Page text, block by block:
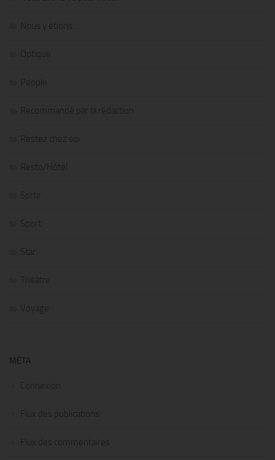
Nous y étions…
Optique
People
Recommandé par la rédaction
Restez chez soi
Resto/Hôtel
Sortir
Sport
Star
Théâtre
Voyage
MÉTA
Connexion
Flux des publications
Flux des commentaires